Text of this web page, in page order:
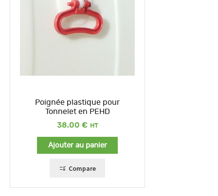
Poignée plastique pour
Tonnelet en PEHD
38,00 €
Ajouter au panier
Compare